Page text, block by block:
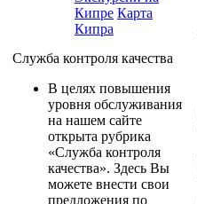
Кипре Карта
Кипра
Служба контроля качества
В целях повышения
уровня обслуживания
на нашем сайте
открыта рубрика
«Служба контроля
качества». Здесь Вы
можете внести свои
предложения по